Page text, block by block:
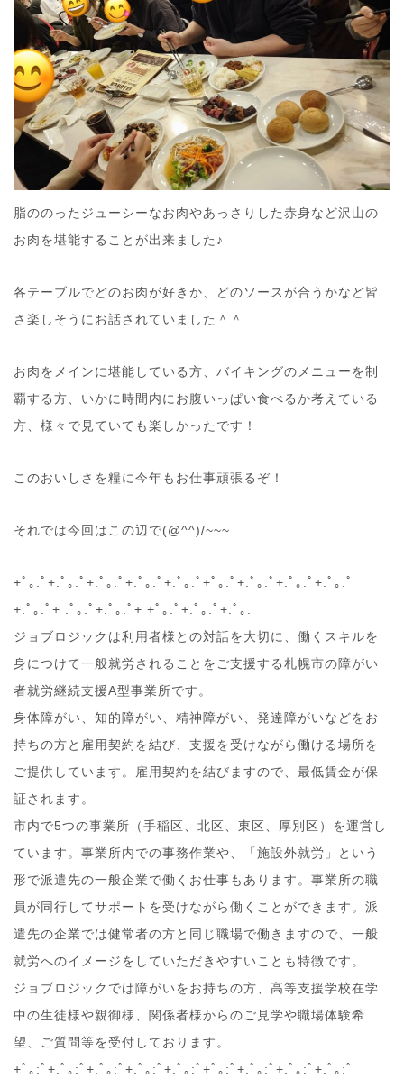
脂ののったジューシーなお肉やあっさりした赤身など沢山の
お肉を堪能することが出来ました♪
各テーブルでどのお肉が好きか、どのソースが合うかなど皆
さ楽しそうにお話されていました＾＾
お肉をメインに堪能している方、バイキングのメニューを制
覇する方、いかに時間内にお腹いっぱい食べるか考えている
方、様々で見ていても楽しかったです！
このおいしさを糧に今年もお仕事頑張るぞ！
それでは今回はこの辺で(@^^)/~~~
+ﾟ｡:ﾟ+.ﾟ｡:ﾟ+.ﾟ｡:ﾟ+.ﾟ｡:ﾟ+.ﾟ｡:ﾟ+ﾟ｡:ﾟ+.ﾟ｡:ﾟ+.ﾟ｡:ﾟ+.ﾟ｡:ﾟ
+.ﾟ｡:ﾟ+ .ﾟ｡:ﾟ+.ﾟ｡:ﾟ+ +ﾟ｡:ﾟ+.ﾟ｡:ﾟ+.ﾟ｡:
ジョブロジックは利用者様との対話を大切に、働くスキルを
身につけて一般就労されることをご支援する札幌市の障がい
者就労継続支援A型事業所です。
身体障がい、知的障がい、精神障がい、発達障がいなどをお
持ちの方と雇用契約を結び、支援を受けながら働ける場所を
ご提供しています。雇用契約を結びますので、最低賃金が保
証されます。
市内で5つの事業所（手稲区、北区、東区、厚別区）を運営し
ています。事業所内での事務作業や、「施設外就労」という
形で派遣先の一般企業で働くお仕事もあります。事業所の職
員が同行してサポートを受けながら働くことができます。派
遣先の企業では健常者の方と同じ職場で働きますので、一般
就労へのイメージをしていただきやすいことも特徴です。
ジョブロジックでは障がいをお持ちの方、高等支援学校在学
中の生徒様や親御様、関係者様からのご見学や職場体験希
望、ご質問等を受付しております。
+ﾟ｡:ﾟ+.ﾟ｡:ﾟ+.ﾟ｡:ﾟ+.ﾟ｡:ﾟ+.ﾟ｡:ﾟ+ﾟ｡:ﾟ+.ﾟ｡:ﾟ+.ﾟ｡:ﾟ+.ﾟ｡:ﾟ